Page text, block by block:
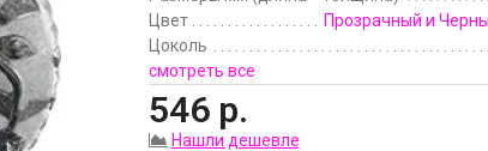
Цвет
Прозрачный и
Цоколь
смотреть все
546 р.
Нашли дешевле